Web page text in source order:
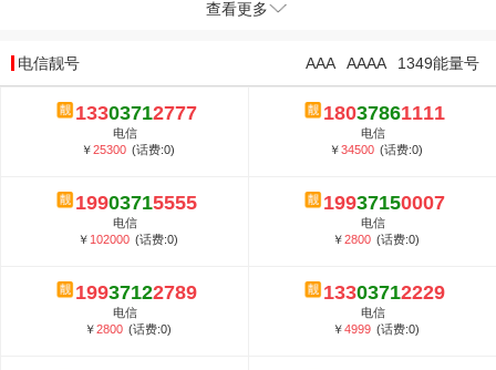
查看更多
电信靓号 1349能量号
AAAA
AAA
13303712777
电信
￥25300 (话费:0)
18037861111
电信
￥34500 (话费:0)
19903715555
电信
￥ 102000 (话费:0)
19937150007
电信
￥2800 (话费:0)
19937122789
电信
￥2800 (话费:0)
13303712229
电信
￥4999 (话费:0)